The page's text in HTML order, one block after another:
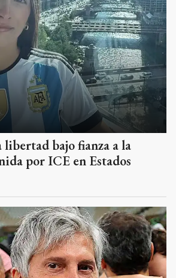
bajo fianza a la
por ICE en Estados